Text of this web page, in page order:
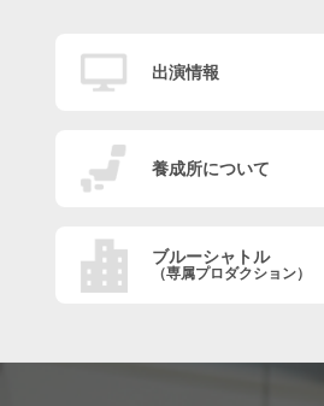
出演情報
養成所について
ブルーシャトル
（専属プロダクション）